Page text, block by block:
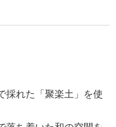
採れた「聚楽土」を使